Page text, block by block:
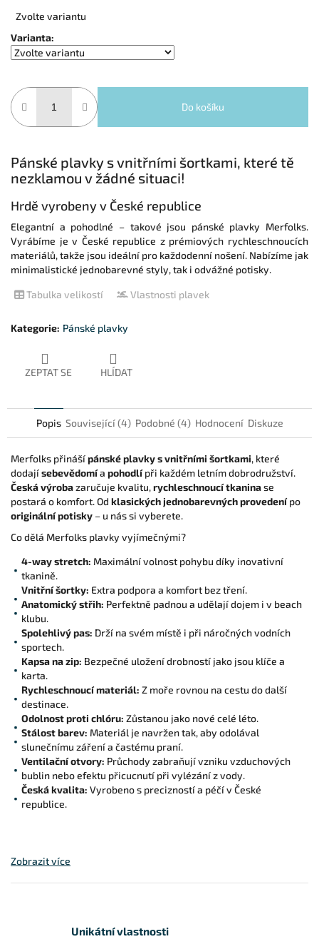
Zvolte variantu
Varianta:
Do košíku
Pánské plavky s vnitřními šortkami, které tě
nezklamou v žádné situaci!
Hrdě vyrobeny v České republice
Elegantní a pohodlné – takové jsou pánské plavky Merfolks.
Vyrábíme je v České republice z prémiových rychleschnoucích
materiálů, takže jsou ideální pro každodenní nošení. Nabízíme jak
minimalistické jednobarevné styly, tak i odvážné potisky.
Tabulka velikostí Vlastnosti plavek
Kategorie: Pánské plavky
ZEPTAT SE HLÍDAT
Unikátní vlastnosti
Popis Související (4) Podobné (4) Hodnocení Diskuze
Merfolks přinášípánské plavky s vnitřními šortkami, které
dodajísebevědomía pohodlípři každém letním dobrodružství.
Česká výrobazaručuje kvalitu,rychleschnoucí tkaninase
postará o komfort. Od klasických jednobarevných provedenípo
originální potisky – u nás si vyberete.
Co dělá Merfolks plavky vyjímečnými?
4-way stretch: Maximální volnost pohybu díky inovativní
tkanině.
Vnitřní šortky: Extra podpora a komfort bez tření.
Anatomický střih: Perfektně padnou a udělají dojem i v beach
klubu.
Spolehlivý pas: Drží na svém místě i při náročných vodních
sportech.
Kapsa na zip: Bezpečné uložení drobností jako jsou klíče a
karta.
Rychleschnoucí materiál: Z moře rovnou na cestu do další
destinace.
Odolnost proti chlóru: Zůstanou jako nové celé léto.
Stálost barev: Materiál je navržen tak, aby odolával
slunečnímu záření a častému praní.
Ventilační otvory: Průchody zabraňují vzniku vzduchových
bublin nebo efektu přicucnutí při vylézání z vody.
Česká kvalita: Vyrobeno s precizností a péčí v České
republice.
Zobrazit více